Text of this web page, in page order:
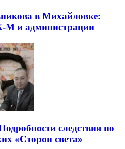
в Михайловке:
М и администрации
следствия по
«Сторон света»